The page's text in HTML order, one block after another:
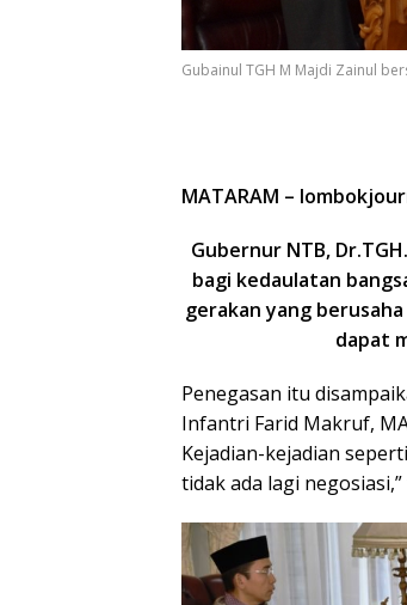
Gubainul TGH M Majdi Zainul
MATARAM –
Gubernur NTB,
bagi kedaulatan
gerakan yang
dapat
Penegasan itu
Infantri Farid Makruf,
Kejadian-kejadian
tidak ada lagi